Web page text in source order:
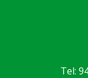
Tel: